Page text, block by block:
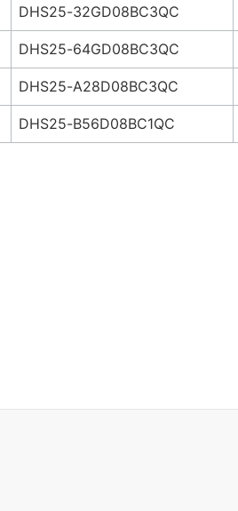
DHS25-32GD08BC3QC
DHS25-64GD08BC3QC
DHS25-A28D08BC3QC
DHS25-B56D08BC1QC